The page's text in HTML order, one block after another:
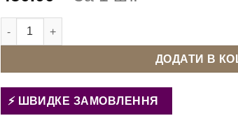
Матриця (насадка) для кнопки Таблетка 12 мм
ДОДАТИ В
ШВИДКЕ ЗАМОВЛЕННЯ